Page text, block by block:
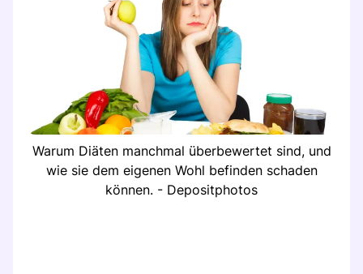
Warum Diäten manchmal überbewertet sind, und
wie sie dem eigenen Wohl befinden schaden
können. - Depositphotos